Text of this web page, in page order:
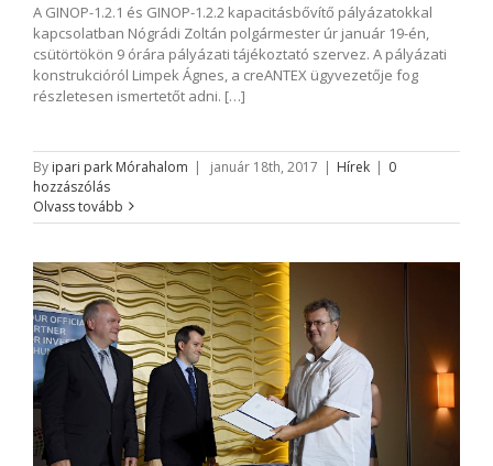
A GINOP-1.2.1 és GINOP-1.2.2 kapacitásbővítő pályázatokkal
kapcsolatban Nógrádi Zoltán polgármester úr január 19-én,
csütörtökön 9 órára pályázati tájékoztató szervez. A pályázati
konstrukcióról Limpek Ágnes, a creANTEX ügyvezetője fog
részletesen ismertetőt adni. […]
By ipari park Mórahalom | január 18th, 2017 | Hírek | 0
hozzászólás
Olvass tovább